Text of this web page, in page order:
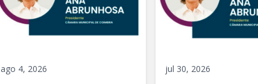
ago 4, 2026 jul 30, 2026